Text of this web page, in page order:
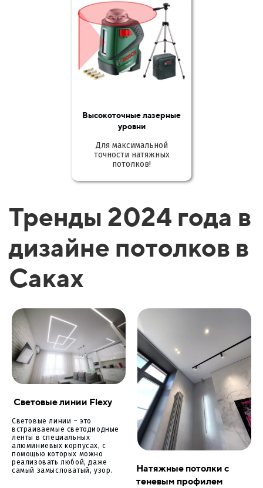
Высокоточные лазерные
уровни
Для максимальной
точности натяжных
потолков!
Тренды 2024 года в
дизайне потолков в
Саках
Световые линии Flexy
Световые линии – это
встраиваемые светодиодные
ленты в специальных
алюминиевых корпусах, с
помощью которых можно
реализовать любой, даже
самый замысловатый, узор.
Натяжные потолки с
теневым профилем